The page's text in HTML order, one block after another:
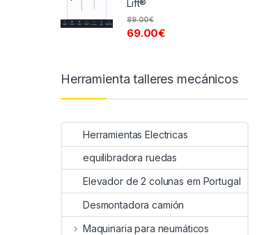
Lift®
69.00€
89.00€
Herramienta talleres mecánicos
Herramientas Electricas
equilibradora ruedas
Elevador de 2 colunas em Portugal
Desmontadora camión
Maquinaria para neumáticos